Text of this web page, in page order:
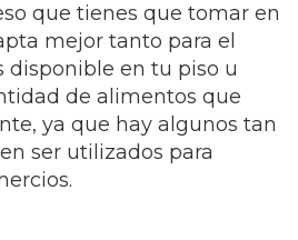
que tienes que tomar en
mejor tanto para el
disponible en tu piso u
de alimentos que
ya que hay algunos tan
ser utilizados para